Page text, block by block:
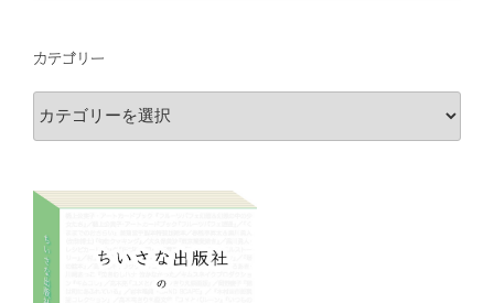
カテゴリー